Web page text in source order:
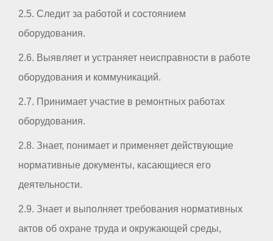
2.5. Следит за работой и состоянием
оборудования.
2.6. Выявляет и устраняет неисправности в работе
оборудования и коммуникаций.
2.7. Принимает участие в ремонтных работах
оборудования.
2.8. Знает, понимает и применяет действующие
нормативные документы, касающиеся его
деятельности.
2.9. Знает и выполняет требования нормативных
актов об охране труда и окружающей среды,